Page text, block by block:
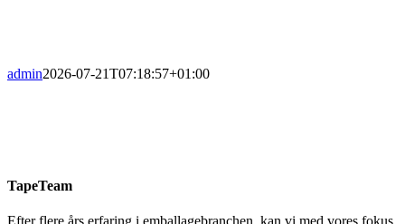
admin2026-07-21T07:18:57+01:00
TapeTeam
Efter flere års erfaring i emballagebranchen, kan vi med vores fokus